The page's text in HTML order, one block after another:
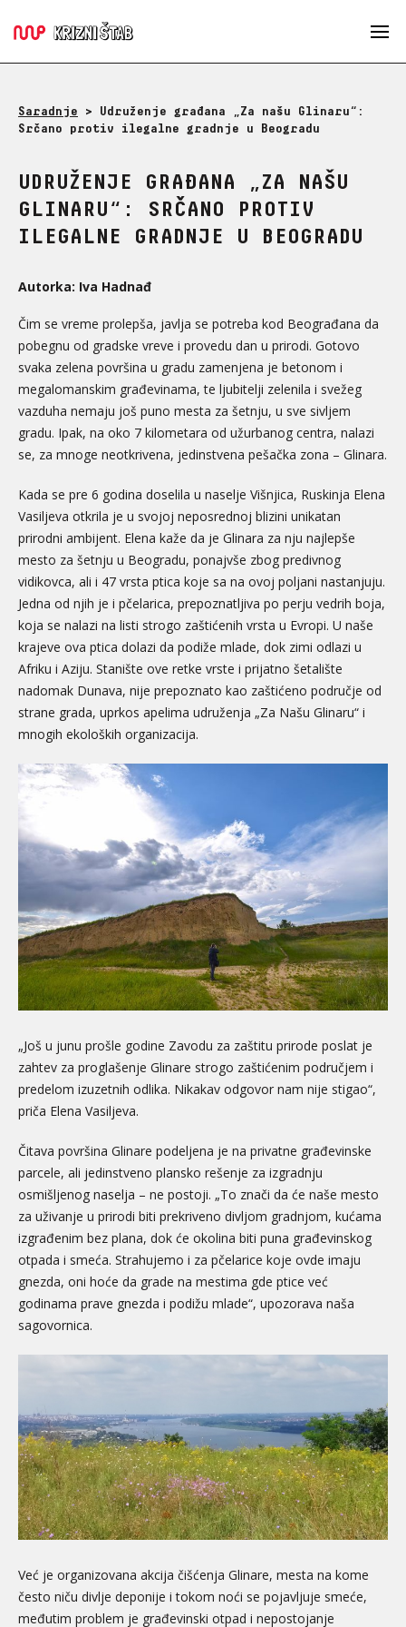
Saradnje > Udruženje građana „Za našu Glinaru“:
Srčano protiv ilegalne gradnje u Beogradu
UDRUŽENJE GRAĐANA „ZA NAŠU
GLINARU“: SRČANO PROTIV
ILEGALNE GRADNJE U BEOGRADU
Autorka: Iva Hadnađ
Čim se vreme prolepša, javlja se potreba kod Beograđana da
pobegnu od gradske vreve i provedu dan u prirodi. Gotovo
svaka zelena površina u gradu zamenjena je betonom i
megalomanskim građevinama, te ljubitelji zelenila i svežeg
vazduha nemaju još puno mesta za šetnju, u sve sivljem
gradu. Ipak, na oko 7 kilometara od užurbanog centra, nalazi
se, za mnoge neotkrivena, jedinstvena pešačka zona – Glinara.
Kada se pre 6 godina doselila u naselje Višnjica, Ruskinja Elena
Vasiljeva otkrila je u svojoj neposrednoj blizini unikatan
prirodni ambijent. Elena kaže da je Glinara za nju najlepše
mesto za šetnju u Beogradu, ponajvše zbog predivnog
vidikovca, ali i 47 vrsta ptica koje sa na ovoj poljani nastanjuju.
Jedna od njih je i pčelarica, prepoznatljiva po perju vedrih boja,
koja se nalazi na listi strogo zaštićenih vrsta u Evropi. U naše
krajeve ova ptica dolazi da podiže mlade, dok zimi odlazi u
Afriku i Aziju. Stanište ove retke vrste i prijatno šetalište
nadomak Dunava, nije prepoznato kao zaštićeno područje od
strane grada, uprkos apelima udruženja „Za Našu Glinaru“ i
mnogih ekoloških organizacija.
„Još u junu prošle godine Zavodu za zaštitu prirode poslat je
zahtev za proglašenje Glinare strogo zaštićenim područjem i
predelom izuzetnih odlika. Nikakav odgovor nam nije stigao“,
priča Elena Vasiljeva.
Čitava površina Glinare podeljena je na privatne građevinske
parcele, ali jedinstveno plansko rešenje za izgradnju
osmišljenog naselja – ne postoji. „To znači da će naše mesto
za uživanje u prirodi biti prekriveno divljom gradnjom, kućama
izgrađenim bez plana, dok će okolina biti puna građevinskog
otpada i smeća. Strahujemo i za pčelarice koje ovde imaju
gnezda, oni hoće da grade na mestima gde ptice već
godinama prave gnezda i podižu mlade“, upozorava naša
sagovornica.
Već je organizovana akcija čišćenja Glinare, mesta na kome
često niču divlje deponije i tokom noći se pojavljuje smeće,
međutim problem je građevinski otpad i nepostojanje